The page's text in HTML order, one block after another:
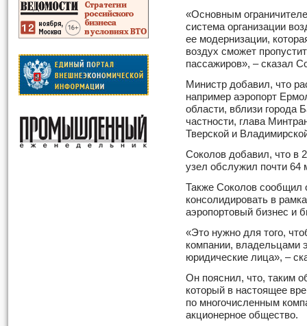
«Основным
система организации
ее модернизации,
воздух сможет
пассажиров», – сказал
Министр добавил, что
например аэропорт
области, вблизи города
частности, глава
Тверской и
Соколов добавил, что в
узел обслужил почти 64
Также Соколов сообщил
консолидировать в
аэропортовый бизнес и
«Это нужно для того,
компании, владельцами
юридические лица», –
Он пояснил, что, таким
который в настоящее
по многочисленным
акционерное общество.